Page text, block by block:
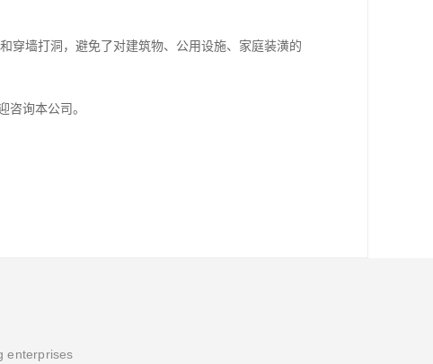
穿墙打洞，避免了对建筑物、公用设施、家庭装潢的
咨询本公司。
enterprises